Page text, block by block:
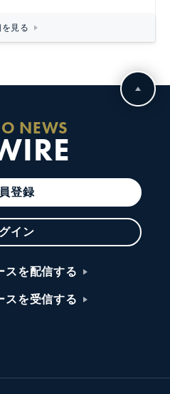
見る
NEWS
登録
イン
スを配信する
スを受信する